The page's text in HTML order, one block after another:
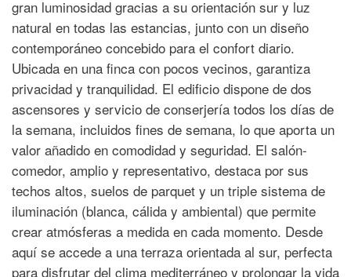
gran luminosidad gracias a su orientación sur y luz
natural en todas las estancias, junto con un diseño
contemporáneo concebido para el confort diario.
Ubicada en una finca con pocos vecinos, garantiza
privacidad y tranquilidad. El edificio dispone de dos
ascensores y servicio de conserjería todos los días de
la semana, incluidos fines de semana, lo que aporta un
valor añadido en comodidad y seguridad. El salón-
comedor, amplio y representativo, destaca por sus
techos altos, suelos de parquet y un triple sistema de
iluminación (blanca, cálida y ambiental) que permite
crear atmósferas a medida en cada momento. Desde
aquí se accede a una terraza orientada al sur, perfecta
para disfrutar del clima mediterráneo y prolongar la vida